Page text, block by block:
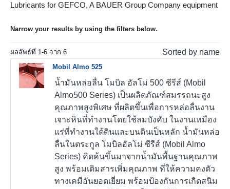
Lubricants for GEFCO, A BAUER Group Company equipment
Narrow your results by using the filters below.
ผลลัพธ์ที่ 1-6 จาก 6 Sorted by name
Mobil Almo 525
น้ำมันหล่อลื่น โมบิล อัลโม่ 500 ซีรีส์ (Mobil
Almo500 Series) เป็นผลิตภัณฑ์สมรรถนะสูง
คุณภาพสูงพิเศษ ที่ผลิตขึ้นเพื่อการหล่อลื่นงาน
เจาะหินที่ทำงานโดยใช้ลมบังคับ ในงานเหมือง
แร่ที่ทำงานใต้ดินและบนดินเป็นหลัก น้ำมันหล่อ
ลื่นในตระกูล โมบิลอัลโม่ ซีรีส์ (Mobil Almo
Series) คิดค้นขึ้นมาจากน้ำมันพื้นฐานคุณภาพ
สูง พร้อมเติมสารเพิ่มคุณภาพ ที่ให้ความคงตัว
ทางเคมีอันยอดเยี่ยม พร้อมป้องกันการเกิดสนิม